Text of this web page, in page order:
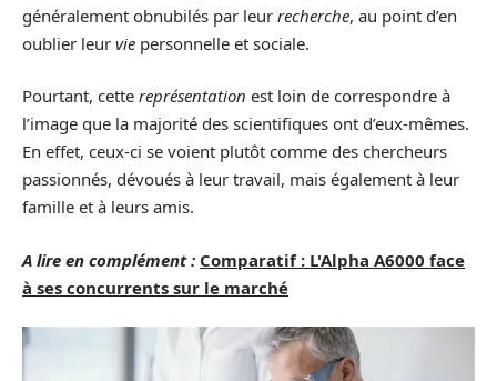
généralement obnubilés par leur recherche, au point d’en
oublier leur vie personnelle et sociale.
Pourtant, cette représentation est loin de correspondre à
l’image que la majorité des scientifiques ont d’eux-mêmes.
En effet, ceux-ci se voient plutôt comme des chercheurs
passionnés, dévoués à leur travail, mais également à leur
famille et à leurs amis.
A lire en complément : Comparatif : L'Alpha A6000 face
à ses concurrents sur le marché